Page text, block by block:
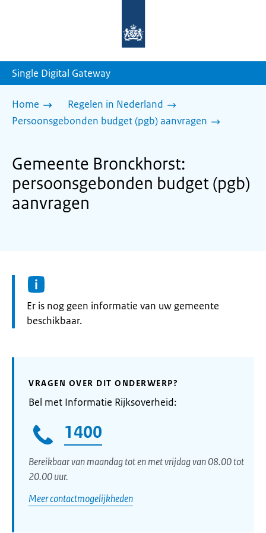
homepage
Single Digital Gateway
Home
Regelen in Nederland
Persoonsgebonden budget (pgb) aanvragen
Gemeente Bronckhorst:
persoonsgebonden budget (pgb)
aanvragen
Informatie:
Er is nog geen informatie van uw gemeente
beschikbaar.
VRAGEN OVER DIT ONDERWERP?
Bel met Informatie Rijksoverheid:
1400
Bereikbaar van maandag tot en met vrijdag van 08.00 tot
20.00 uur.
Meer contactmogelijkheden